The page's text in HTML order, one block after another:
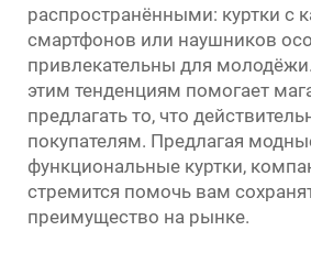
распространёнными: куртки с
смартфонов или наушников
привлекательны для
этим тенденциям помогает
предлагать то, что
покупателям. Предлагая
функциональные куртки,
стремится помочь вам
преимущество на рынке.